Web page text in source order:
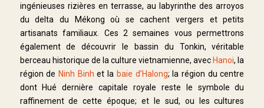
ingénieuses rizières en terrasse, au labyrinthe des arroyos
du delta du Mékong où se cachent vergers et petits
artisanats familiaux. Ces 2 semaines vous permettrons
également de découvrir le bassin du Tonkin, véritable
berceau historique de la culture vietnamienne, avec Hanoi, la
région de Ninh Binh et la baie d’Halong; la région du centre
dont Hué dernière capitale royale reste le symbole du
raffinement de cette époque; et le sud, ou les cultures